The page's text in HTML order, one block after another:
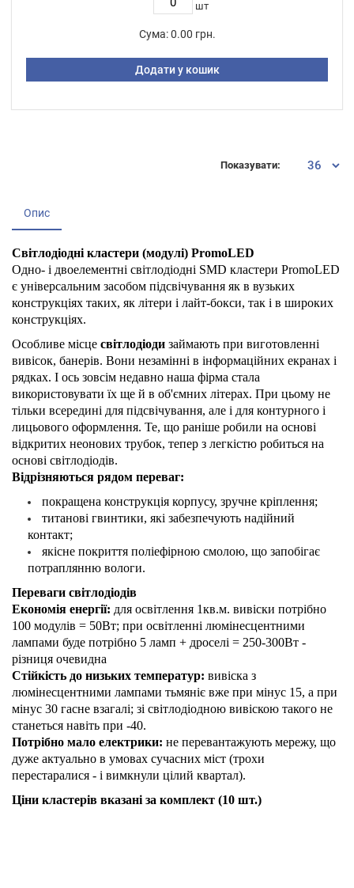
шт
Сума: 0.00 грн.
Додати у кошик
Показувати:
Опис
Світлодіодні кластери (модулі) PromoLED
Одно- і двоелементні світлодіодні SMD кластери PromoLED
є універсальним засобом підсвічування як в вузьких
конструкціях таких, як літери і лайт-бокси, так і в широких
конструкціях.
Особливе місце світлодіоди займають при виготовленні
вивісок, банерів. Вони незамінні в інформаційних екранах і
рядках. І ось зовсім недавно наша фірма стала
використовувати їх ще й в об'ємних літерах. При цьому не
тільки всередині для підсвічування, але і для контурного і
лицьового оформлення. Те, що раніше робили на основі
відкритих неонових трубок, тепер з легкістю робиться на
основі світлодіодів.
Відрізняються рядом переваг:
покращена конструкція корпусу, зручне кріплення;
титанові гвинтики, які забезпечують надійний
контакт;
якісне покриття поліефірною смолою, що запобігає
потраплянню вологи.
Переваги світлодіодів
Економія енергії: для освітлення 1кв.м. вивіски потрібно
100 модулів = 50Вт; при освітленні люмінесцентними
лампами буде потрібно 5 ламп + дроселі = 250-300Вт -
різниця очевидна
Стійкість до низьких температур: вивіска з
люмінесцентними лампами тьмяніє вже при мінус 15, а при
мінус 30 гасне взагалі; зі світлодіодною вивіскою такого не
станеться навіть при -40.
Потрібно мало електрики: не перевантажують мережу, що
дуже актуально в умовах сучасних міст (трохи
перестаралися - і вимкнули цілий квартал).
Ціни кластерів вказані за комплект (10 шт.)